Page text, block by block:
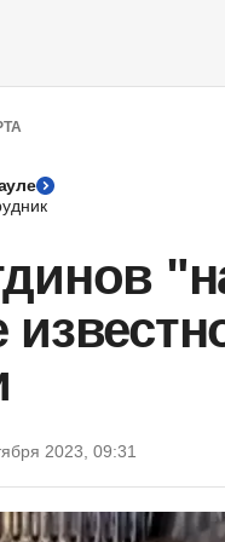
2023, 09:31